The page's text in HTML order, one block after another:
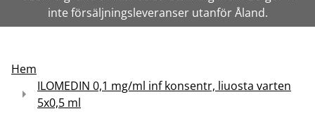
inte försäljningsleveranser utanför Åland.
Hem
ILOMEDIN 0,1 mg/ml inf konsentr, liuosta varten
5x0,5 ml